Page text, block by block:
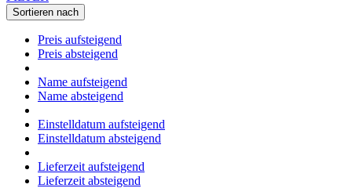
Sortieren nach
Preis aufsteigend
Preis absteigend
Name aufsteigend
Name absteigend
Einstelldatum aufsteigend
Einstelldatum absteigend
Lieferzeit aufsteigend
Lieferzeit absteigend